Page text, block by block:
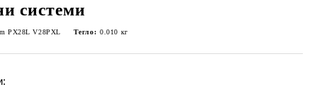
системи
PX28L V28PXL Тегло: 0.010 кг